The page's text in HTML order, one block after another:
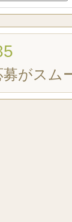
がスム